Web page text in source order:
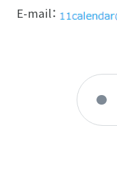
E-mail：